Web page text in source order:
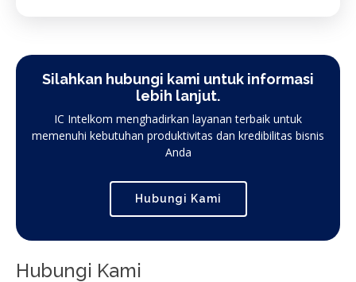
Silahkan hubungi kami untuk informasi
lebih lanjut.
IC Intelkom menghadirkan layanan terbaik untuk
memenuhi kebutuhan produktivitas dan kredibilitas bisnis
Anda
Hubungi Kami
Hubungi Kami